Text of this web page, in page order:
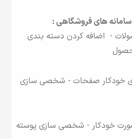
های فروشگاهی :
- اضافه کردن دسته بندی
خودکار صفحات - شخصی سازی
خودکار - شخصی سازی پوسته